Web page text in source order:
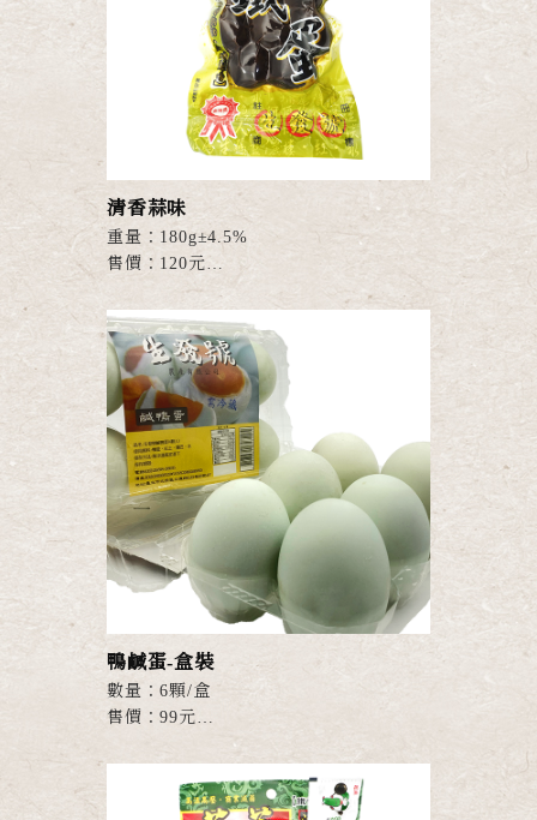
清香蒜味
重量：180g±4.5%
售價：120元
● 獨特蒜香，越嚼越勁！
● 嚴選優質新鮮蛋品，獨門祕方滷製，
絕不添加防腐劑！
● 經高溫高壓商業滅菌，品質安全更
放...
鴨鹹蛋-盒裝
數量：6顆/盒
售價：99元
擊導致破裂，購買視同接受可能發生之情